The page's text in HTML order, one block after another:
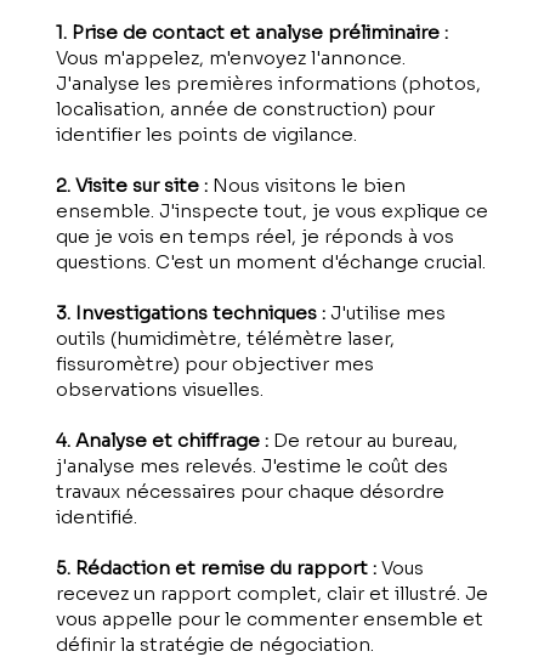
1. Prise de contact et analyse préliminaire :
Vous m'appelez, m'envoyez l'annonce.
J'analyse les premières informations (photos,
localisation, année de construction) pour
identifier les points de vigilance.
2. Visite sur site : Nous visitons le bien
ensemble. J'inspecte tout, je vous explique ce
que je vois en temps réel, je réponds à vos
questions. C'est un moment d'échange crucial.
3. Investigations techniques :J'utilise mes
outils (humidimètre, télémètre laser,
fissuromètre) pour objectiver mes
observations visuelles.
4. Analyse et chiffrage :De retour au bureau,
j'analyse mes relevés. J'estime le coût des
travaux nécessaires pour chaque désordre
identifié.
5. Rédaction et remise du rapport :Vous
recevez un rapport complet, clair et illustré. Je
vous appelle pour le commenter ensemble et
définir la stratégie de négociation.